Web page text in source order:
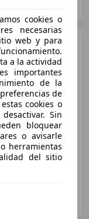
Sportback 1.5 TFSI
110kW
1
(150 CV)
cookies o
necesarias
web y para
a la actividad
importantes
de la
de
cookies o
Sin
bloquear
o avisarle
herramientas
del sitio